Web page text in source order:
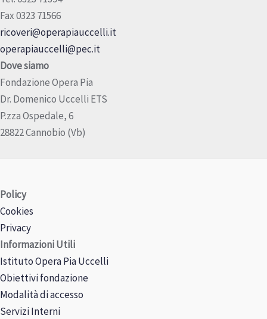
Fax 0323 71566
ricoveri@operapiauccelli.it
operapiauccelli@pec.it
Dove siamo
Fondazione Opera Pia
Dr. Domenico Uccelli ETS
P.zza Ospedale, 6
28822 Cannobio (Vb)
Policy
Cookies
Privacy
Informazioni Utili
Istituto Opera Pia Uccelli
Obiettivi fondazione
Modalità di accesso
Servizi Interni